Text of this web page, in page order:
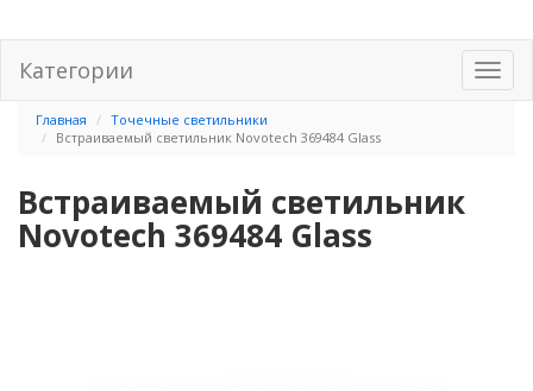
Категории
Главная
Точечные светильники
Встраиваемый светильник Novotech 369484 Glass
Встраиваемый светильник
Novotech 369484 Glass